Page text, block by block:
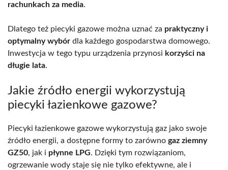
rachunkach za media.
Dlatego też piecyki gazowe można uznać za praktyczny i
optymalny wybór dla każdego gospodarstwa domowego.
Inwestycja w tego typu urządzenia przynosi korzyści na
długie lata.
Jakie źródło energii wykorzystują
piecyki łazienkowe gazowe?
Piecyki łazienkowe gazowe wykorzystują gaz jako swoje
źródło energii, a dostępne formy to zarówno gaz ziemny
GZ50, jak i płynne LPG. Dzięki tym rozwiązaniom,
ogrzewanie wody staje się nie tylko efektywne, ale i